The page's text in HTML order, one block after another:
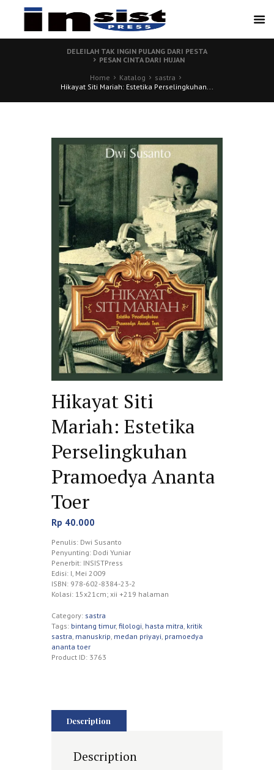
DELEILAH TAK INGIN PULANG DARI PESTA
PESAN CINTA DARI HUJAN
Home
Katalog
sastra
Hikayat Siti Mariah: Estetika Perselingkuhan...
Hikayat Siti
Mariah: Estetika
Perselingkuhan
Pramoedya Ananta
Toer
Rp 40.000
Penulis: Dwi Susanto
Penyunting: Dodi Yuniar
Penerbit: INSISTPress
Edisi: I, Mei 2009
ISBN: 978-602-8384-23-2
Kolasi: 15x21cm; xii +219 halaman
Category: sastra
Tags: bintang timur, filologi hasta mitra kritik
sastra manuskrip medan priyayi pramoedya
ananta toer
Product ID: 3763
Description
Description